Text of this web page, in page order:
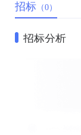
招标 （0）
招标分析